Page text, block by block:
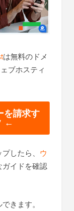
は無料のドメ
ブホスティ
を請求す
←
したら、 ウ
イドを確認
きます。